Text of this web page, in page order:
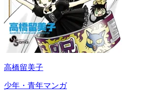
高橋留美子
少年・青年マンガ